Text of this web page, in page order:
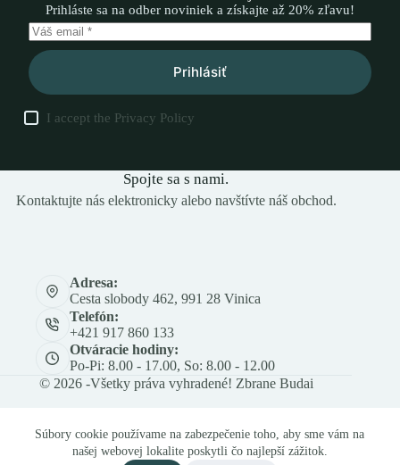
Súbory cookie používame na zabezpečenie toho, aby sme vám na
našej webovej lokalite poskytli čo najlepší zážitok.
Prihláste sa na odber noviniek a získajte až 20% zľavu!
Prihlásiť
I accept the Privacy Policy
Spojte sa s nami.
Kontaktujte nás elektronicky alebo navštívte náš obchod.
Adresa:
Cesta slobody 462, 991 28 Vinica
Telefón:
+421 917 860 133
Otváracie hodiny:
Po-Pi: 8.00 - 17.00, So: 8.00 - 12.00
© 2026 -Všetky práva vyhradené! Zbrane Budai